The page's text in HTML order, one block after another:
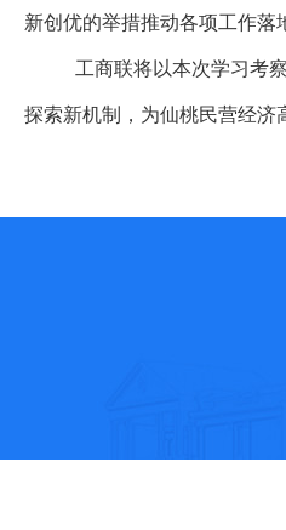
新创优的举措推动各项工作落
工商联将以本次学习考
探索新机制，为仙桃民营经济